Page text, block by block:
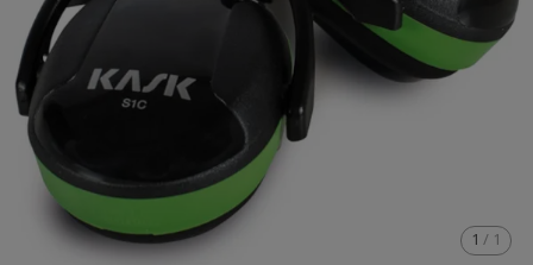
1 / 1